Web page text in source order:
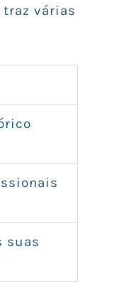
traz várias
suas